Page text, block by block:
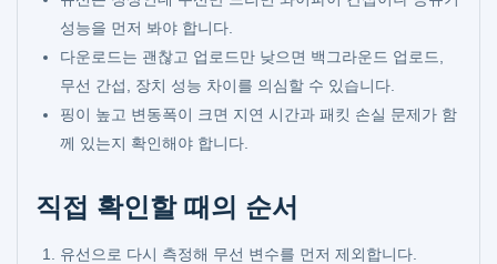
성능을 먼저 봐야 합니다.
다운로드는 괜찮고 업로드만 낮으면 백그라운드 업로드,
무선 간섭, 장치 성능 차이를 의심할 수 있습니다.
핑이 높고 변동폭이 크면 지연 시간과 패킷 손실 문제가 함
께 있는지 확인해야 합니다.
직접 확인할 때의 순서
유선으로 다시 측정해 무선 변수를 먼저 제외합니다.